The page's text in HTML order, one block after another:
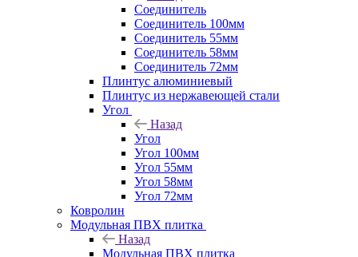
Соединитель
Соединитель 100мм
Соединитель 55мм
Соединитель 58мм
Соединитель 72мм
Плинтус алюминиевый
Плинтус из нержавеющей стали
Угол
Назад
Угол
Угол 100мм
Угол 55мм
Угол 58мм
Угол 72мм
Ковролин
Модульная ПВХ плитка
Назад
Модульная ПВХ плитка